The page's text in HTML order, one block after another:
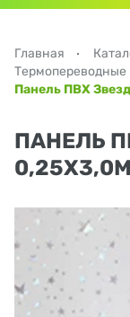
Главная
Панель ПВХ
ПАНЕЛЬ